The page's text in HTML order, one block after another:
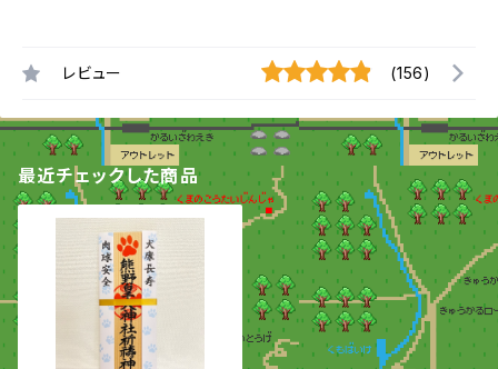
レビュー (156)
最近チェックした商品